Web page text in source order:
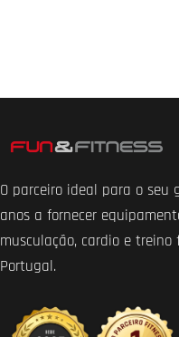
O parceiro ideal para o seu
anos a fornecer
musculação, cardio e treino
Portugal.